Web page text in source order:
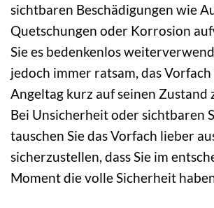
sichtbaren Beschädigungen wie
Quetschungen oder Korrosion
Sie es bedenkenlos
jedoch immer ratsam, das
Angeltag kurz auf seinen Zustand
Bei Unsicherheit oder sichtbaren
tauschen Sie das Vorfach lieber
sicherzustellen, dass Sie im
Moment die volle Sicherheit